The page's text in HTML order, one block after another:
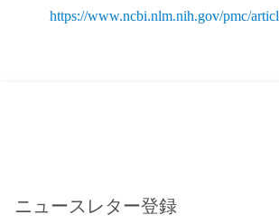
https://www.ncbi.nlm.nih.gov/pmc/
ニュースレター登録